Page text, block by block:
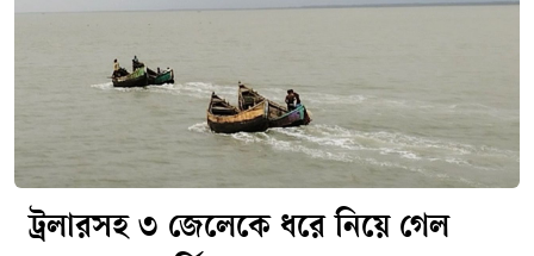
ট্রলারসহ ৩ জেলেকে ধরে নিয়ে গেল